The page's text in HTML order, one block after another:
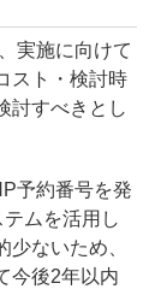
実施に向けて
スト・検討時
討すべきとし
予約番号を発
ムを活用し
ないため、
今後2年以内